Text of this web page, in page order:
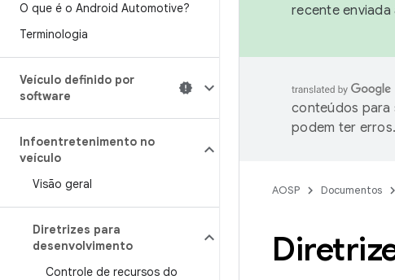
O que é o Android Automotive?
Terminologia
Veículo definido por
software
Infoentretenimento no
veículo
Visão geral
Diretrizes para
desenvolvimento
Controle de recursos do
recente enviada
conteúdos para
podem ter erros.
AOSP Documentos